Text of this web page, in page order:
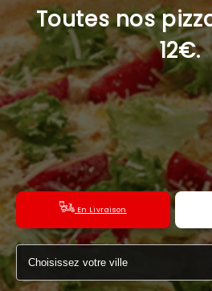
LA CARTE
VOTRE COMPTE
NOTRE RESTAURANT
VOS AVIS
MENTIONS LÉGALES
C.G.V
Toutes nos
12€.
En Livraison